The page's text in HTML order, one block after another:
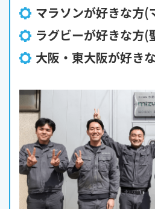
マラソンが好きな方(
ラグビーが好きな方(
大阪・東大阪が好き